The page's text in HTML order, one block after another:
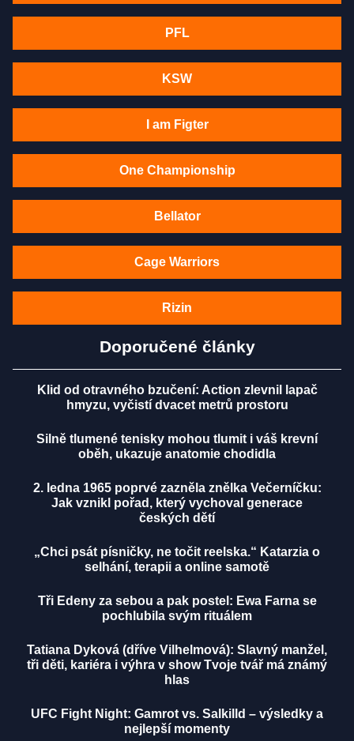
PFL
KSW
I am Figter
One Championship
Bellator
Cage Warriors
Rizin
Doporučené články
Klid od otravného bzučení: Action zlevnil lapač
hmyzu, vyčistí dvacet metrů prostoru
Silně tlumené tenisky mohou tlumit i váš krevní
oběh, ukazuje anatomie chodidla
2. ledna 1965 poprvé zazněla znělka Večerníčku:
Jak vznikl pořad, který vychoval generace
českých dětí
„Chci psát písničky, ne točit reelska.“ Katarzia o
selhání, terapii a online samotě
Tři Edeny za sebou a pak postel: Ewa Farna se
pochlubila svým rituálem
Tatiana Dyková (dříve Vilhelmová): Slavný manžel,
tři děti, kariéra i výhra v show Tvoje tvář má známý
hlas
UFC Fight Night: Gamrot vs. Salkilld – výsledky a
nejlepší momenty